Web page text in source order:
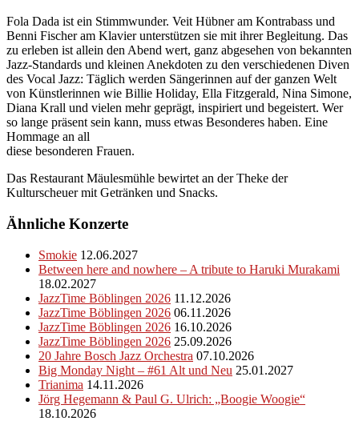
Fola Dada ist ein Stimmwunder. Veit Hübner am Kontrabass und
Benni Fischer am Klavier unterstützen sie mit ihrer Begleitung. Das
zu erleben ist allein den Abend wert, ganz abgesehen von bekannten
Jazz-Standards und kleinen Anekdoten zu den verschiedenen Diven
des Vocal Jazz: Täglich werden Sängerinnen auf der ganzen Welt
von Künstlerinnen wie Billie Holiday, Ella Fitzgerald, Nina Simone,
Diana Krall und vielen mehr geprägt, inspiriert und begeistert. Wer
so lange präsent sein kann, muss etwas Besonderes haben. Eine
Hommage an all
diese besonderen Frauen.
Das Restaurant Mäulesmühle bewirtet an der Theke der
Kulturscheuer mit Getränken und Snacks.
Ähnliche Konzerte
Smokie 12.06.2027
Between here and nowhere – A tribute to Haruki Murakami
18.02.2027
JazzTime Böblingen 2026 11.12.2026
JazzTime Böblingen 2026 06.11.2026
JazzTime Böblingen 2026 16.10.2026
JazzTime Böblingen 2026 25.09.2026
20 Jahre Bosch Jazz Orchestra 07.10.2026
Big Monday Night – #61 Alt und Neu 25.01.2027
Trianima 14.11.2026
Jörg Hegemann & Paul G. Ulrich: „Boogie Woogie“
18.10.2026